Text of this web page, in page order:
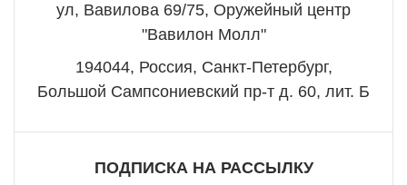
ул, Вавилова 69/75, Оружейный центр
"Вавилон Молл"
194044, Россия, Санкт-Петербург,
Большой Сампсониевский пр-т д. 60, лит. Б
ПОДПИСКА НА РАССЫЛКУ